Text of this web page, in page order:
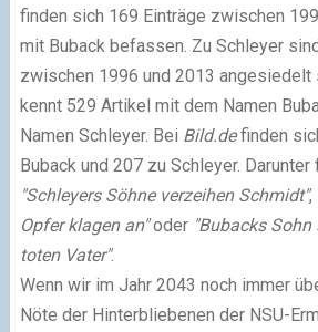
finden sich 169 Einträge zwischen
mit Buback befassen. Zu Schleyer
zwischen 1996 und 2013 angesiedelt
kennt 529 Artikel mit dem Namen
Namen Schleyer. Bei Bild.definden
Buback und 207 zu Schleyer.
"Schleyers Söhne verzeihen Schmidt",
Opfer klagen an"oder "Bubacks
toten Vater".
Wenn wir im Jahr 2043 noch immer
Nöte der Hinterbliebenen der NSU-